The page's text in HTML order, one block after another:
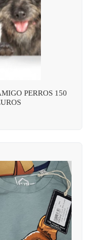
PERROS 150